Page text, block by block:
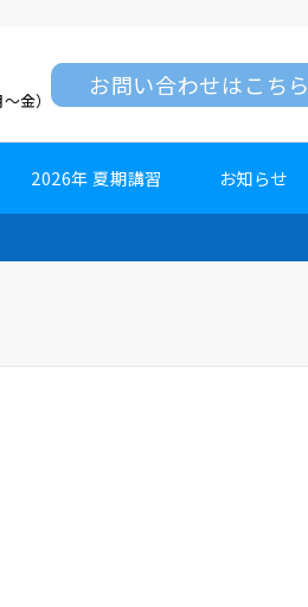
金）
お問い合わせはこちら
2026年 夏期講習 お知らせ